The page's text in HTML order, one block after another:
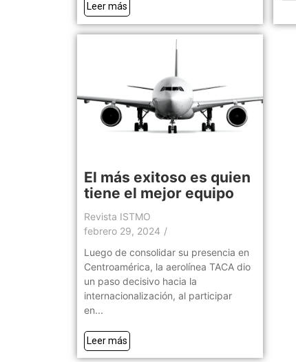
Leer más
El más exitoso es quien
tiene el mejor equipo
Revista ISTMO
febrero 29, 2024 /
Luego de consolidar su presencia en
Centroamérica, la aerolínea TACA dio
un paso decisivo hacia la
internacionalización, al participar
en...
Leer más